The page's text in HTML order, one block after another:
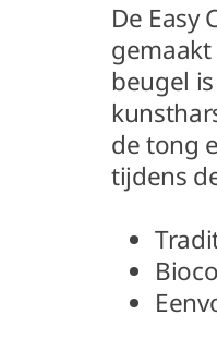
De Easy
beugel
de tong
tijdens